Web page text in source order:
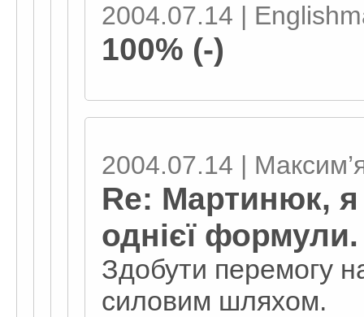
2004.07.14 |
100% (-)
2004.07.14 |
Re: Мартинюк,
однієї формули.
Здобути перемогу
силовим шляхом.